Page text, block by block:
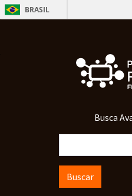
Pular para o conteúdo principal
BRASIL
Busca